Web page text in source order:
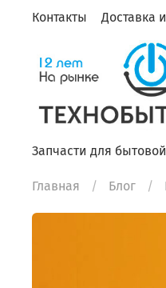
Контакты Доставка
Запчасти для
Главная Блог